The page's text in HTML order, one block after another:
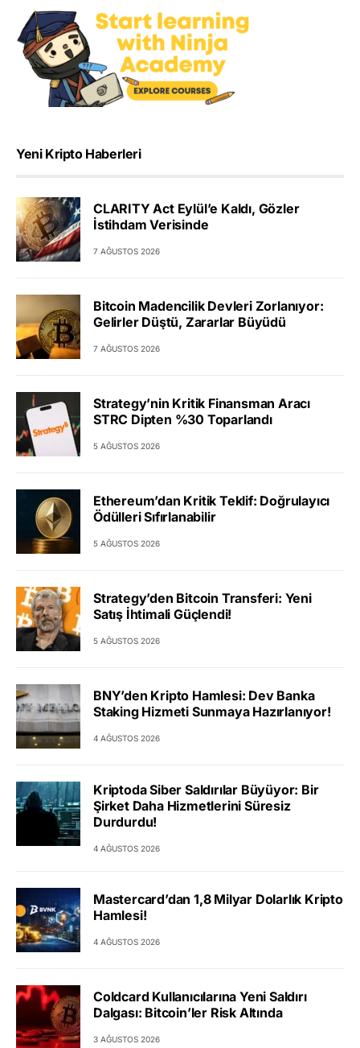
Yeni Kripto Haberleri
CLARITY Act Eylül’e Kaldı, Gözler
İstihdam Verisinde
7 AĞUSTOS 2026
Bitcoin Madencilik Devleri Zorlanıyor:
Gelirler Düştü, Zararlar Büyüdü
7 AĞUSTOS 2026
Strategy’nin Kritik Finansman Aracı
STRC Dipten %30 Toparlandı
5 AĞUSTOS 2026
Ethereum’dan Kritik Teklif: Doğrulayıcı
Ödülleri Sıfırlanabilir
5 AĞUSTOS 2026
Strategy’den Bitcoin Transferi: Yeni
Satış İhtimali Güçlendi!
5 AĞUSTOS 2026
BNY’den Kripto Hamlesi: Dev Banka
Staking Hizmeti Sunmaya Hazırlanıyor!
4 AĞUSTOS 2026
Kriptoda Siber Saldırılar Büyüyor: Bir
Şirket Daha Hizmetlerini Süresiz
Durdurdu!
4 AĞUSTOS 2026
Mastercard’dan 1,8 Milyar Dolarlık Kripto
Hamlesi!
4 AĞUSTOS 2026
Coldcard Kullanıcılarına Yeni Saldırı
Dalgası: Bitcoin’ler Risk Altında
3 AĞUSTOS 2026